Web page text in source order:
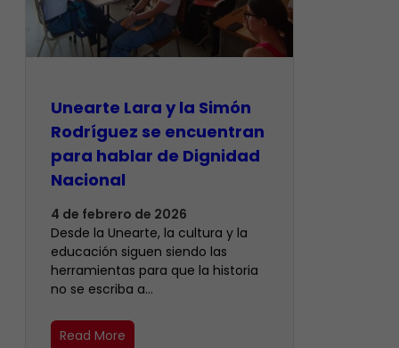
Unearte Lara y la Simón
Rodríguez se encuentran
para hablar de Dignidad
Nacional
4 de febrero de 2026
Desde la Unearte, la cultura y la
educación siguen siendo las
herramientas para que la historia
no se escriba a…
Read More